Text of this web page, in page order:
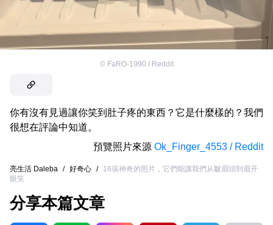
© FaRO-1990 / Reddit
你有沒有見過讓你笑到肚子疼的東西？它是什麼樣的？我們
很想在評論中知道。
預覽照片來源 Ok_Finger_4553 / Reddit
亮生活 Daleba / 好奇心 /
16張神奇的照片，它們能讓我們从皺眉頭到眉开
眼笑
分享本篇文章